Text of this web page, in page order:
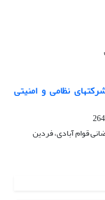
نظامی و امنیتی
قوام آبادی، فردین